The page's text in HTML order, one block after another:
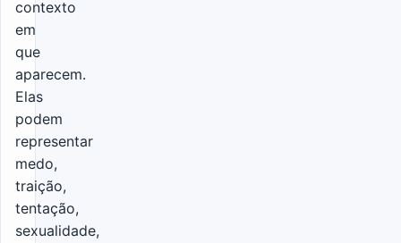
contexto
em
que
aparecem.
Elas
podem
representar
medo,
traição,
tentação,
sexualidade,